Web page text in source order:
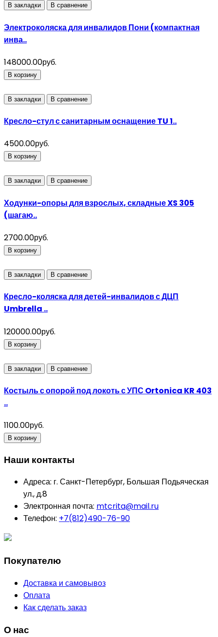
В закладки В сравнение
Электроколяска для инвалидов Пони (компактная
инва..
148000.00руб.
В корзину
В закладки В сравнение
Кресло-стул с санитарным оснащение TU 1..
4500.00руб.
В корзину
В закладки В сравнение
Ходунки-опоры для взрослых, складные XS 305
(шагаю..
2700.00руб.
В корзину
В закладки В сравнение
Кресло-коляска для детей-инвалидов с ДЦП
Umbrella ..
120000.00руб.
В корзину
В закладки В сравнение
Костыль с опорой под локоть с УПС Ortonica KR 403
..
1100.00руб.
В корзину
Наши контакты
Адреса: г. Санкт-Петербург, Большая Подьяческая
ул., д.8
Электронная почта: mtcrita@mail.ru
Телефон: +7(812)490-76-90
Покупателю
Доставка и самовывоз
Оплата
Как сделать заказ
О нас